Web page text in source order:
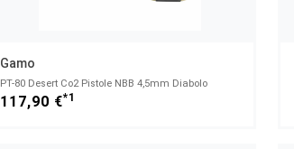
Gamo
PT-80 Desert Co2 Pistole NBB 4,5mm Diabolo
117,90 €*1